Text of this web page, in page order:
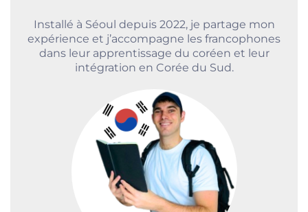
Installé à Séoul depuis 2022, je partage mon
expérience et j’accompagne les francophones
dans leur apprentissage du coréen et leur
intégration en Corée du Sud.